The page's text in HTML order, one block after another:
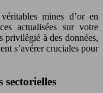
mines d’or en
actualisées sur votre
privilégié à des données,
s’avérer cruciales pour
sectorielles